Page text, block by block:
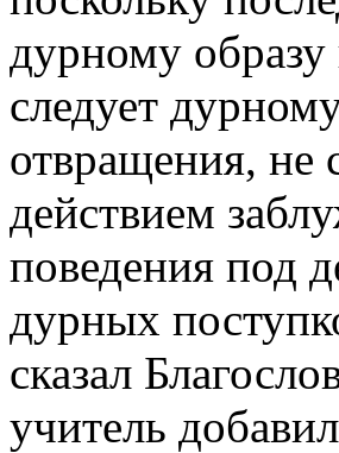
дурному
следует
отвращения, не
действием
поведения под
дурных
сказал
учитель